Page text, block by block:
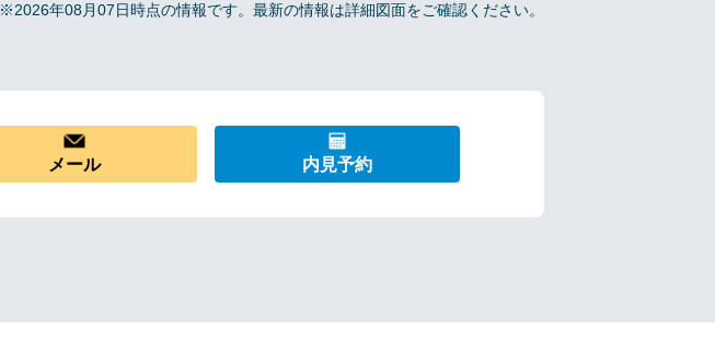
※2026年08月07日時点の情報です。最新の情報は詳細図面をご確認ください。
メール 内見予約